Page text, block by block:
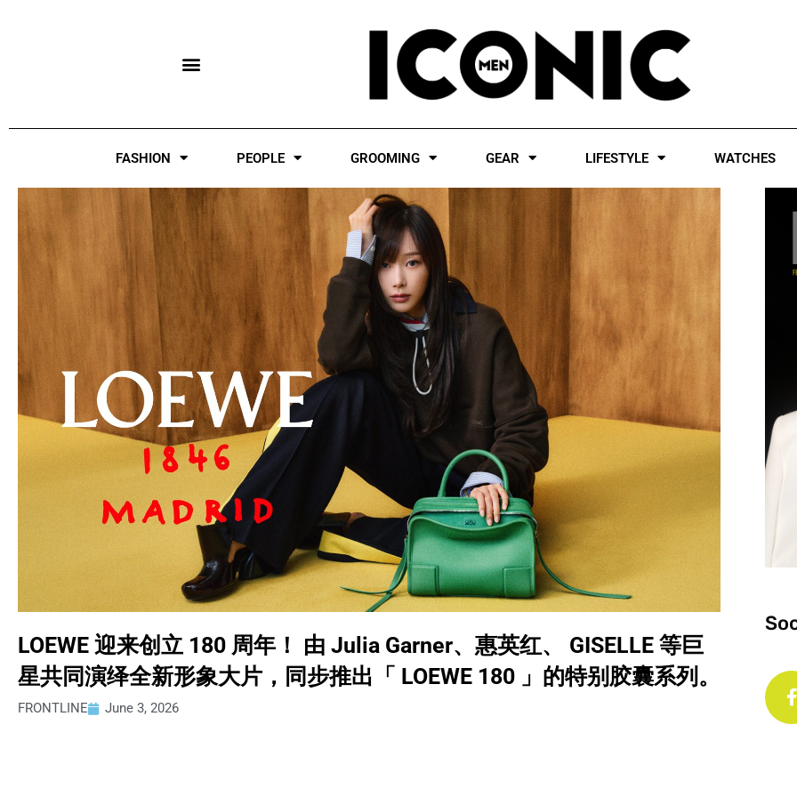
FASHION PEOPLE GROOMING GEAR LIFESTYLE WATCHES
LOEWE 迎来创立 180 周年！ 由 Julia Garner、惠英红、 GISELLE 等巨
星共同演绎全新形象大片，同步推出「 LOEWE 180 」‌的特别胶囊系列。
FRONTLINE June 3, 2026
c